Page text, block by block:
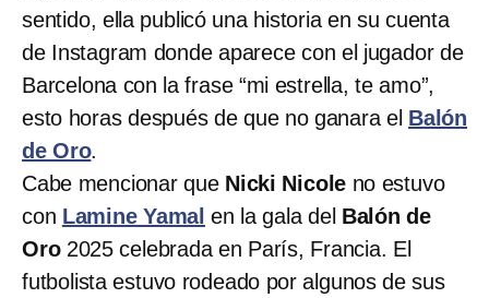
sentido, ella publicó una historia en su cuenta
de Instagram donde aparece con el jugador de
Barcelona con la frase “mi estrella, te amo”,
esto horas después de que no ganara el Balón
de Oro.
Cabe mencionar que Nicki Nicole no estuvo
con Lamine Yamal en la gala del Balón de
Oro2025 celebrada en París, Francia. El
futbolista estuvo rodeado por algunos de sus